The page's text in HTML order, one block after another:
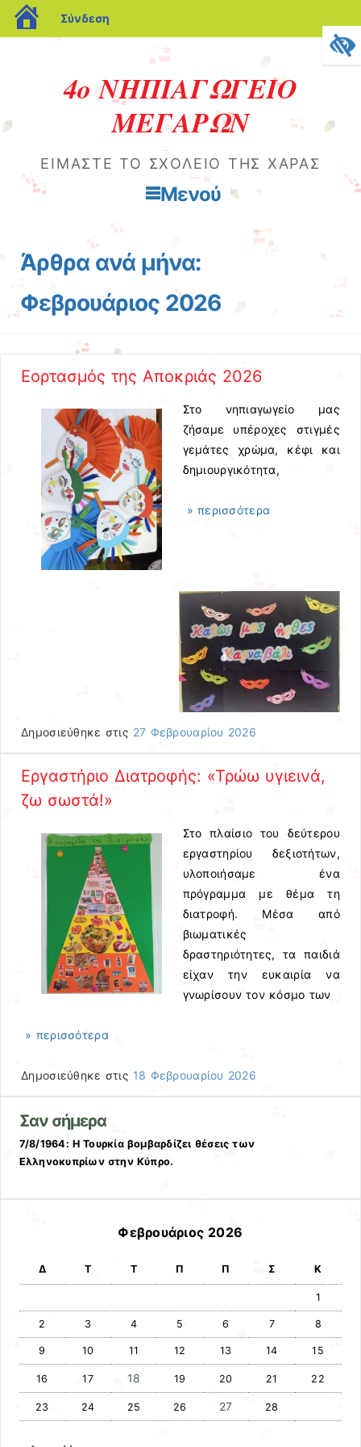
blogs.sch.gr
Σύνδεση
4ο ΝΗΠΙΑΓΩΓΕΙΟ
ΜΕΓΑΡΩΝ
ΕΊΜΑΣΤΕ ΤΟ ΣΧΟΛΕΙΟ ΤΗΣ ΧΑΡΆΣ
Μενού
Άρθρα ανά μήνα:
Φεβρουάριος 2026
Εορτασμός της Αποκριάς 2026
Στο νηπιαγωγείο μας
ζήσαμε υπέροχες στιγμές
γεμάτες χρώμα, κέφι και
δημιουργικότητα,
» περισσότερα
Δημοσιεύθηκε στις 27 Φεβρουαρίου 2026
Εργαστήριο Διατροφής: «Τρώω υγιεινά,
ζω σωστά!»
Στο πλαίσιο του δεύτερου
εργαστηρίου δεξιοτήτων,
υλοποιήσαμε ένα
πρόγραμμα με θέμα τη
διατροφή. Μέσα από
βιωματικές
δραστηριότητες, τα παιδιά
είχαν την ευκαιρία να
γνωρίσουν τον κόσμο των
» περισσότερα
Δημοσιεύθηκε στις 18 Φεβρουαρίου 2026
Σαν σήμερα
7/8/1964: Η Τουρκία βομβαρδίζει θέσεις των
Ελληνοκυπρίων στην Κύπρο.
Φεβρουάριος 2026
Δ Τ Τ Π Π Σ Κ
1
2 3 4 5 6 7 8
9 10 11 12 13 14 15
16 17 18 19 20 21 22
23 24 25 26 27 28